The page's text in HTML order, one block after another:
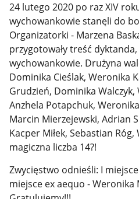
24 lutego 2020 po raz XIV
wychowankowie stanęli do
Organizatorki - Marzena
przygotowały treść
wychowankowie. Drużyna
Dominika Cieślak, Weronika
Grudzień, Dominika
Anzhela Potapchuk,
Marcin Mierzejewski, Adrian
Kacper Miłek, Sebastian
magiczna liczba 14?!
Zwycięstwo odnieśli: I
miejsce ex aequo - Weronika